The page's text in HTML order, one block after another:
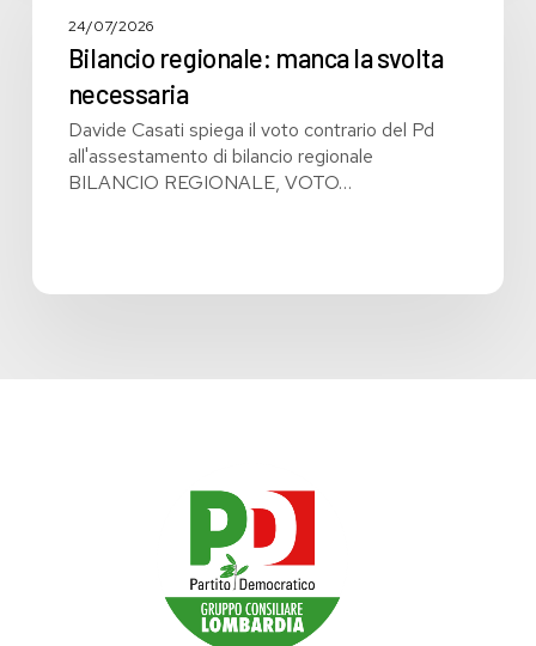
svolta
24/07/2026
Bilancio regionale: manca la svolta
necessaria
Davide Casati spiega il voto contrario del Pd
all'assestamento di bilancio regionale
BILANCIO REGIONALE, VOTO…